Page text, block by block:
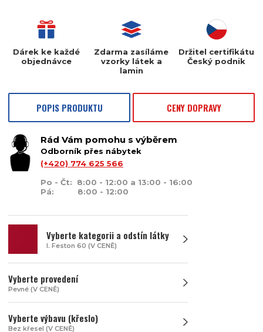
Dárek ke každé
objednávce
Zdarma zasíláme
vzorky látek a
lamin
Držitel certifikátu
Český podnik
POPIS PRODUKTU CENY DOPRAVY
Rád Vám pomohu s výběrem
Odborník přes nábytek
(+420) 774 625 566
Po - Čt: 8:00 - 12:00 a 13:00 - 16:00
Pá: 8:00 - 12:00
Vyberte kategorii a odstín látky
I. Feston 60 (V CENĚ)
Vyberte provedení
Pevné (V CENĚ)
Vyberte výbavu (křeslo)
Bez křesel (V CENĚ)